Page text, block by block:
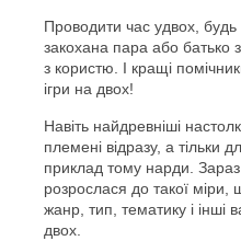
Проводити час удвох, будь
закохана пара або батько
з користю. І кращі
ігри на двох!
Навіть найдревніші
племені відразу, а тільки
приклад тому нарди. Зараз
розрослася до такої
жанр, тип, тематику і інші
двох.